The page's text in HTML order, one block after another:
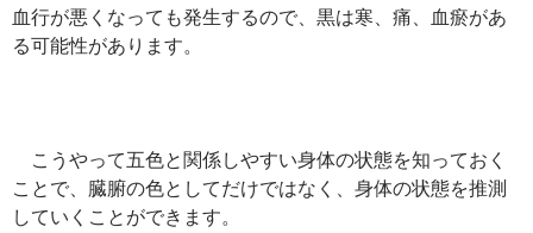
血行が悪くなっても発生するので、黒は寒、痛、血瘀があ
る可能性があります。
こうやって五色と関係しやすい身体の状態を知っておく
ことで、臓腑の色としてだけではなく、身体の状態を推測
していくことができます。